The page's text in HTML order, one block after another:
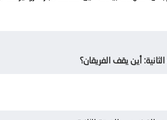
أين يقف الفريقان؟